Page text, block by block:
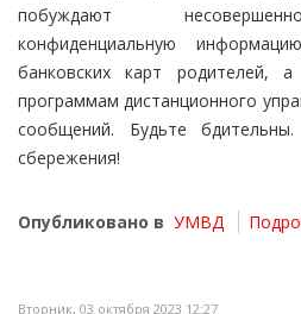
побуждают
конфиденциальную
банковских карт родителей,
программам дистанционного
сообщений. Будьте
сбережения!
Опубликовано в УМВД
Вторник, 03 октября 2023 12:27